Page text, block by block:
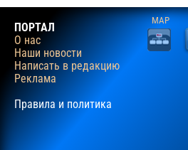
ПОРТАЛ
О нас
Наши новости
Написать в редакцию
Реклама
Правила и политика
MAP